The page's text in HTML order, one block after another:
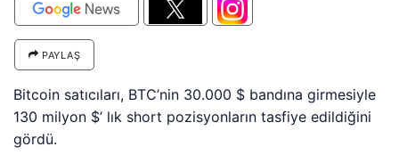
PAYLAŞ
Bitcoin satıcıları, BTC’nin 30.000 $ bandına girmesiyle
130 milyon $’ lık short pozisyonların tasfiye edildiğini
gördü.